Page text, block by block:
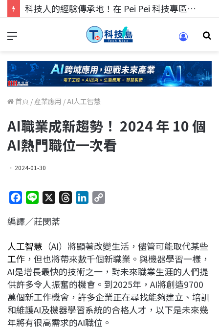
科技人的經驗傳承地！在 Pei Pei 科技專區，與學弟妹交流最硬核的技術
首頁 / 產業應用 /AI人工智慧
AI職業成新趨勢！ 2024 年 10 個
AI熱門職位一次看
2024-01-30
c
b
o
o
k
n
a
d
s
e
d
I
n
L
i
n
k
編譯／莊閔棻
人工智慧 （AI）將顯著改變生活，儘管可能取代某些
工作 ，但也將帶來數千個新職業。與機器學習一樣，
AI是增長最快的技術之一，對未來職業生涯的人們提
供許多令人振奮的機會。到2025年，AI將創造9700
萬個新工作機會，許多企業正在尋找能夠建立、培訓
和維護AI及機器學習系統的合格人才，以下是未來幾
年將有很高需求的AI職位。